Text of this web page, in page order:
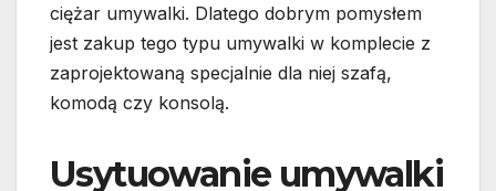
ciężar umywalki. Dlatego dobrym pomysłem
jest zakup tego typu umywalki w komplecie z
zaprojektowaną specjalnie dla niej szafą,
komodą czy konsolą.
Usytuowanie umywalki